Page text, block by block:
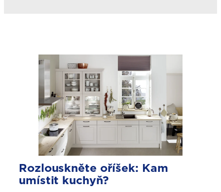
Rozlouskněte oříšek: Kam
umístit kuchyň?